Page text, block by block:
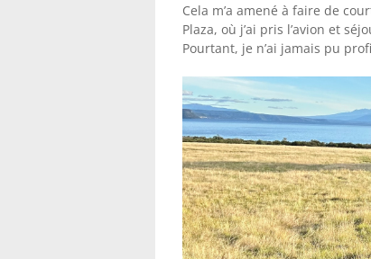
Cela m’a amené à faire de
Plaza, où j’ai pris l’avion et
Pourtant, je n’ai jamais pu